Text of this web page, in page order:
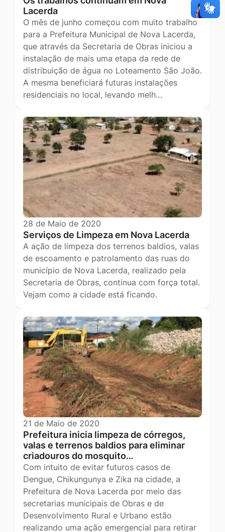
Lacerda
O mês de junho começou com muito trabalho
para a Prefeitura Municipal de Nova Lacerda,
que através da Secretaria de Obras iniciou a
instalação de mais uma etapa da rede de
distribuição de água no Loteamento São João.
A mesma beneficiará futuras instalações
residenciais no local, levando melh…
28 de Maio de 2020
Serviços de Limpeza em Nova Lacerda
A ação de limpeza dos terrenos baldios, valas
de escoamento e patrolamento das ruas do
município de Nova Lacerda, realizado pela
Secretaria de Obras, continua com força total.
Vejam como a cidade está ficando.
21 de Maio de 2020
Prefeitura inicia limpeza de córregos,
valas e terrenos baldios para eliminar
criadouros do mosquito…
Com intuito de evitar futuros casos de
Dengue, Chikungunya e Zika na cidade, a
Prefeitura de Nova Lacerda por meio das
secretarias municipais de Obras e de
Desenvolvimento Rural e Urbano estão
realizando uma ação emergencial para retirar